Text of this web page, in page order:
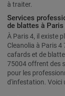
à traiter.
Services
de blattes à Paris
À Paris 4, il existe
Cleanolia à Paris
cafards et de
75004 offrent des
pour les
d'infestation. Voici